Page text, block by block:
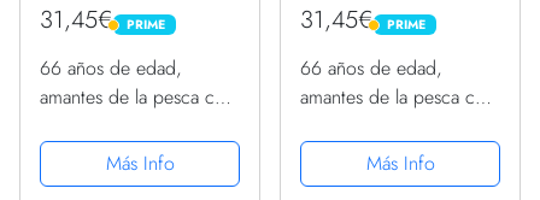
31,45€ PRIME
PRIME
66 años de edad,
amantes de la pesca con
1957 - cumpleaños 66
Sudadera con Capucha
Más Info
31,45€ PRIME
PRIME
66 años de edad,
amantes de la pesca con
1957 - cumpleaños 66
Sudadera con Capucha
Más Info